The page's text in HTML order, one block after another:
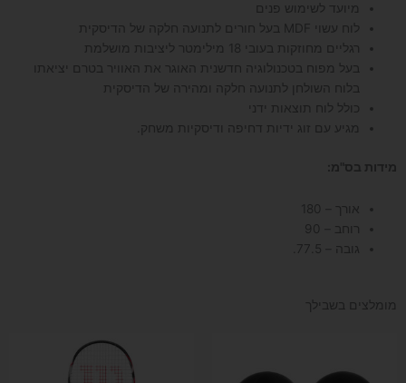
מיועד לשימוש פנים
לוח עשוי MDF בעל חורים לתנועה חלקה של הדיסקית
רגליים מחוזקות בעובי 18 מילימטר ליציבות מושלמת
בעל מפוח בטכנולוגיה חדשנית האוגר את האוויר בטרם יציאתו
בלוח השולחן לתנועה חלקה ומהירה של הדיסקית
כולל לוח תוצאות ידני
מגיע עם זוג ידיות דחיפה ודיסקיות משחק.
מידות בס"מ:
אורך – 180
רוחב – 90
גובה – 77.5.
מומלצים בשבילך